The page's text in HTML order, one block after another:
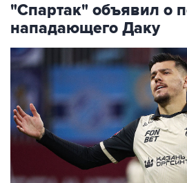
"Спартак" объявил о
нападающего Даку